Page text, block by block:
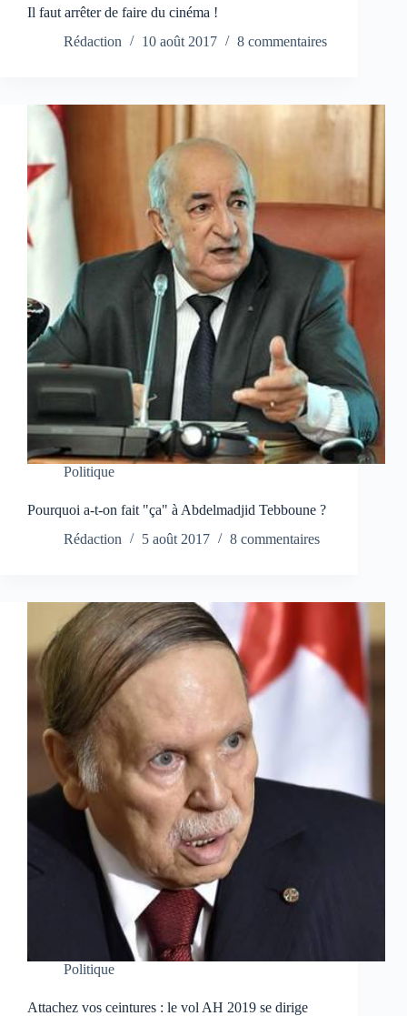
Il faut arrêter de faire du cinéma !
Rédaction
10 août 2017 8 commentaires
Politique
Pourquoi a-t-on fait "ça" à Abdelmadjid Tebboune ?
Rédaction
5 août 2017 8 commentaires
Politique
Attachez vos ceintures : le vol AH 2019 se dirige